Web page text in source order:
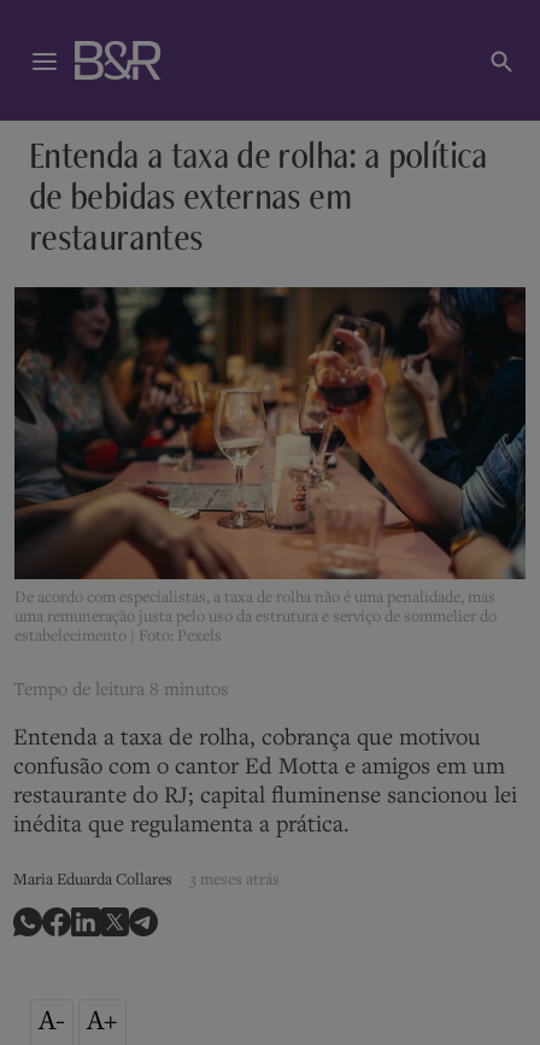
Entenda a taxa de rolha: a política
de bebidas externas em
restaurantes
De acordo com especialistas, a taxa de rolha não é uma penalidade, mas
uma remuneração justa pelo uso da estrutura e serviço de sommelier do
estabelecimento | Foto: Pexels
Tempo de leitura 8 minutos
Entenda a taxa de rolha, cobrança que motivou
confusão com o cantor Ed Motta e amigos em um
restaurante do RJ; capital fluminense sancionou lei
inédita que regulamenta a prática.
Maria Eduarda Collares 3 meses atrás
A- A+